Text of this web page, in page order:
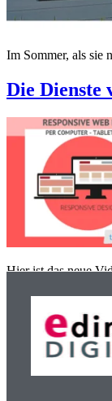
Im Sommer, als sie
Die Dienste
Hier ist das neue